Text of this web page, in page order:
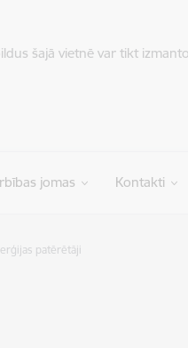
šajā vietnē var tikt
jomas Kontakti
patērētāji